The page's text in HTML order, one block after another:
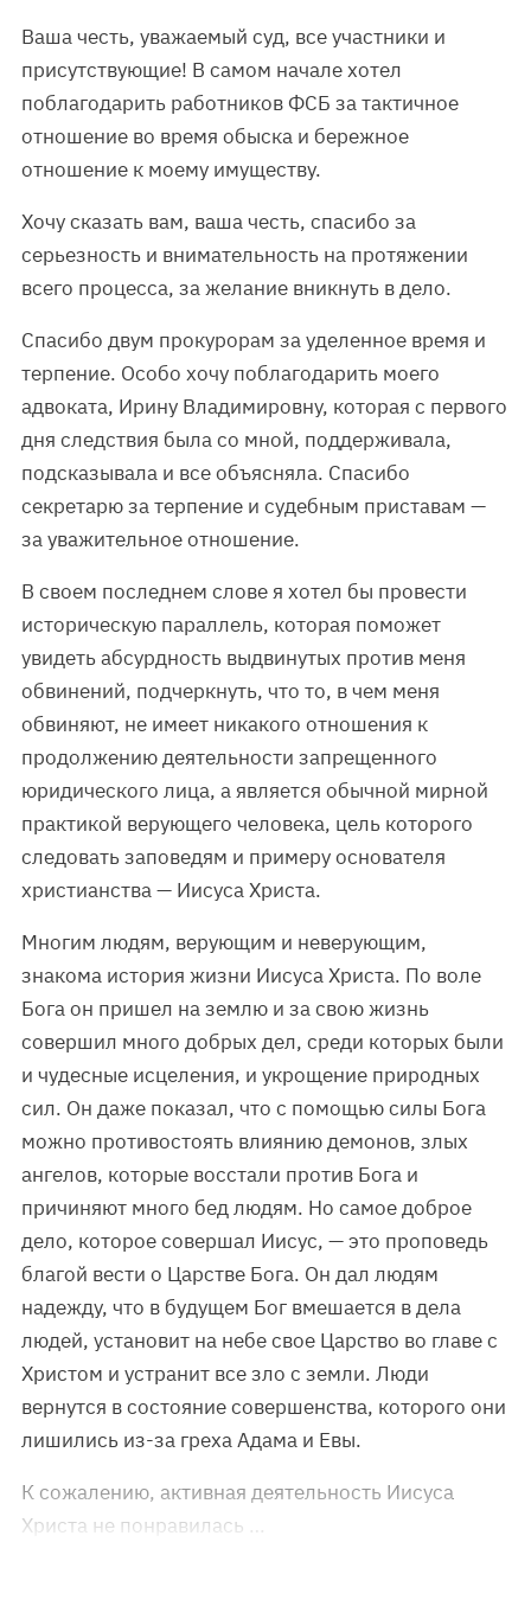
Ваша честь, уважаемый суд, все участники и
присутствующие! В самом начале хотел
поблагодарить работников ФСБ за тактичное
отношение во время обыска и бережное
отношение к моему имуществу.
Хочу сказать вам, ваша честь, спасибо за
серьезность и внимательность на протяжении
всего процесса, за желание вникнуть в дело.
Спасибо двум прокурорам за уделенное время и
терпение. Особо хочу поблагодарить моего
адвоката, Ирину Владимировну, которая с первого
дня следствия была со мной, поддерживала,
подсказывала и все объясняла. Спасибо
секретарю за терпение и судебным приставам —
за уважительное отношение.
В своем последнем слове я хотел бы провести
историческую параллель, которая поможет
увидеть абсурдность выдвинутых против меня
обвинений, подчеркнуть, что то, в чем меня
обвиняют, не имеет никакого отношения к
продолжению деятельности запрещенного
юридического лица, а является обычной мирной
практикой верующего человека, цель которого
следовать заповедям и примеру основателя
христианства — Иисуса Христа.
Многим людям, верующим и неверующим,
знакома история жизни Иисуса Христа. По воле
Бога он пришел на землю и за свою жизнь
совершил много добрых дел, среди которых были
и чудесные исцеления, и укрощение природных
сил. Он даже показал, что с помощью силы Бога
можно противостоять влиянию демонов, злых
ангелов, которые восстали против Бога и
причиняют много бед людям. Но самое доброе
дело, которое совершал Иисус, — это проповедь
благой вести о Царстве Бога. Он дал людям
надежду, что в будущем Бог вмешается в дела
людей, установит на небе свое Царство во главе с
Христом и устранит все зло с земли. Люди
вернутся в состояние совершенства, которого они
лишились из-за греха Адама и Евы.
К сожалению, активная деятельность Иисуса
Христа не понравилась …